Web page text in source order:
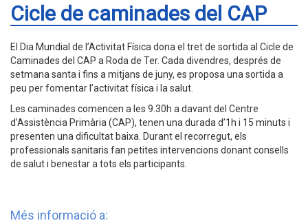
Cicle de caminades del CAP
El Dia Mundial de l’Activitat Física dona el tret de sortida al Cicle de
Caminades del CAP a Roda de Ter. Cada divendres, després de
setmana santa i fins a mitjans de juny, es proposa una sortida a
peu per fomentar l’activitat física i la salut.
Les caminades comencen a les 9.30h a davant del Centre
d’Assistència Primària (CAP), tenen una durada d’1h i 15 minuts i
presenten una dificultat baixa. Durant el recorregut, els
professionals sanitaris fan petites intervencions donant consells
de salut i benestar a tots els participants.
Més informació a: